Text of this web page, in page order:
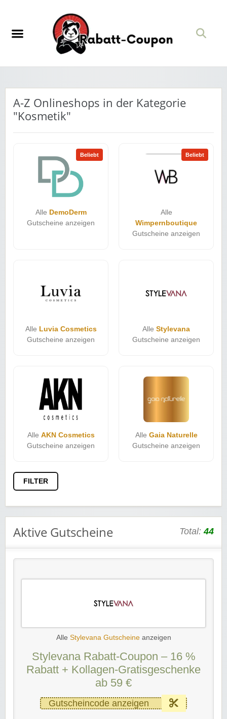
A-Z Onlineshops in der Kategorie
"Kosmetik"
Alle DemoDerm
Gutscheine anzeigen
Beliebt
Alle
Wimpernboutique
Gutscheine anzeigen
Beliebt
Alle Luvia Cosmetics
Gutscheine anzeigen
Alle Stylevana
Gutscheine anzeigen
Alle AKN Cosmetics
Gutscheine anzeigen
Alle Gaia Naturelle
Gutscheine anzeigen
FILTER
Aktive Gutscheine Total:44
Alle Stylevana Gutscheineanzeigen
Stylevana Rabatt-Coupon – 16 %
Rabatt + Kollagen-Gratisgeschenke
ab 59 €
Gutscheincode anzeigen